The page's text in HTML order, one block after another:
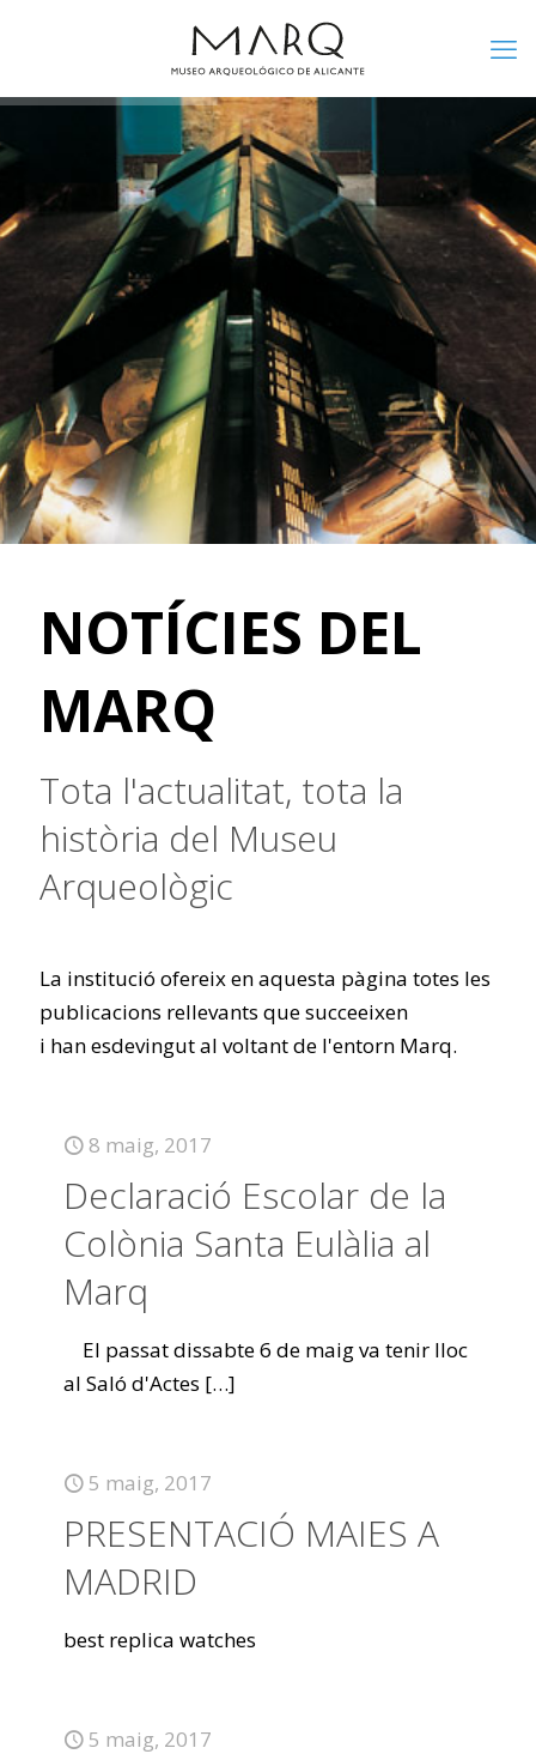
NOTÍCIES DEL
MARQ
Tota l'actualitat, tota la
història del Museu
Arqueològic
La institució ofereix en aquesta pàgina totes les
publicacions rellevants que succeeixen
i han esdevingut al voltant de l'entorn Marq.
8 maig, 2017
Declaració Escolar de la
Colònia Santa Eulàlia al
Marq
El passat dissabte 6 de maig va tenir lloc
al Saló d'Actes […]
5 maig, 2017
PRESENTACIÓ MAIES A
MADRID
best replica watches
5 maig, 2017